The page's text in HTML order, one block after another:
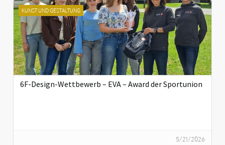
KUNST UND GESTALTUNG
6F-Design-Wettbewerb – EVA – Award der Sportunion
5/21/2026